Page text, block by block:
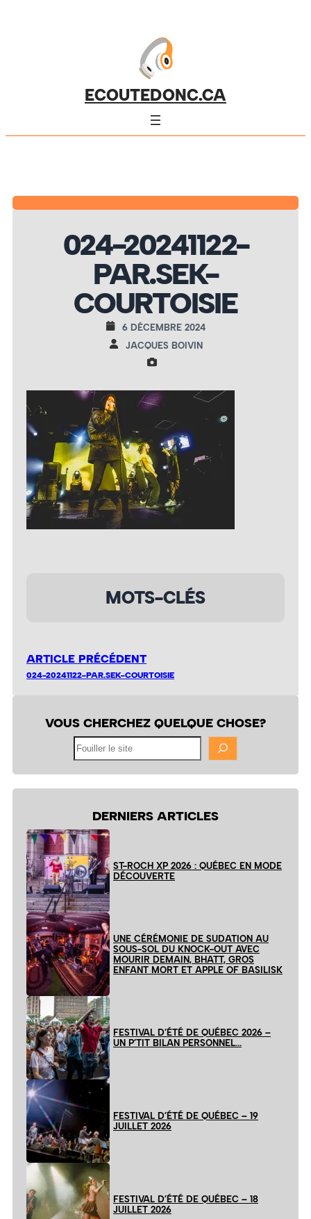
ECOUTEDONC.CA
024-20241122-
PAR.SEK-
COURTOISIE
6 DÉCEMBRE 2024
JACQUES BOIVIN
MOTS-CLÉS
ARTICLE PRÉCÉDENT
024-20241122-PAR.SEK-COURTOISIE
VOUS CHERCHEZ QUELQUE CHOSE?
DERNIERS ARTICLES
ST-ROCH XP 2026 : QUÉBEC EN MODE
DÉCOUVERTE
UNE CÉRÉMONIE DE SUDATION AU
SOUS-SOL DU KNOCK-OUT AVEC
MOURIR DEMAIN, BHATT, GROS
ENFANT MORT ET APPLE OF BASILISK
FESTIVAL D’ÉTÉ DE QUÉBEC 2026 –
UN P’TIT BILAN PERSONNEL…
FESTIVAL D’ÉTÉ DE QUÉBEC – 19
JUILLET 2026
FESTIVAL D’ÉTÉ DE QUÉBEC – 18
JUILLET 2026